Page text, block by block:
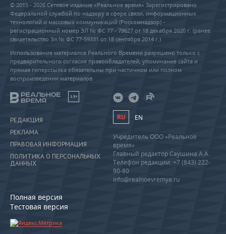
© 2015 - 2026 Сетевое издание «Реальное время» Зарегистрировано
Федеральной службой по надзору в сфере связи, информационных
технологий и массовых коммуникаций (Роскомнадзор) –
регистрационный номер ЭЛ № ФС 77 - 79627 от 18 декабря 2020 г. (ранее
свидетельство Эл № ФС 77-59331 от 18 сентября 2014 г.)
Использование материалов Реального Времени разрешено только с
предварительного согласия правообладателей, упоминание сайта и
прямая гиперссылка обязательны при частичном или полном
воспроизведении материалов.
18+
РЕДАКЦИЯ
РЕКЛАМА
ПРАВОВАЯ ИНФОРМАЦИЯ
ПОЛИТИКА О ПЕРСОНАЛЬНЫХ
ДАННЫХ
Полная версия
Тестовая версия
RU EN
Учредитель ООО «Реальное
время»
Главный редактор Саушина А.А.
Телефон редакции: +7 (843) 222-
90-80
info@realnoevremya.ru